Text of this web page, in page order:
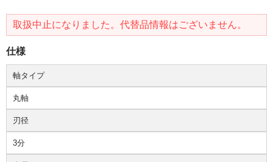
取扱中止になりました。代替品情報はございません。
仕様
軸タイプ
丸軸
刃径
3分